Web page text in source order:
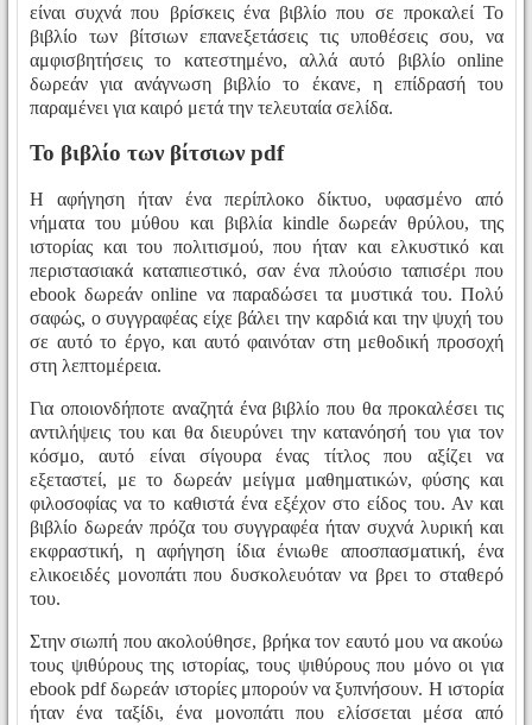
είναι συχνά που βρίσκεις ένα βιβλίο που σε προκαλεί Το
βιβλίο των βίτσιων επανεξετάσεις τις υποθέσεις σου, να
αμφισβητήσεις το κατεστημένο, αλλά αυτό βιβλίο online
δωρεάν για ανάγνωση βιβλίο το έκανε, η επίδρασή του
παραμένει για καιρό μετά την τελευταία σελίδα.
Το βιβλίο των βίτσιων pdf
Η αφήγηση ήταν ένα περίπλοκο δίκτυο, υφασμένο από
νήματα του μύθου και βιβλία kindle δωρεάν θρύλου, της
ιστορίας και του πολιτισμού, που ήταν και ελκυστικό και
περιστασιακά καταπιεστικό, σαν ένα πλούσιο ταπισέρι που
ebook δωρεάν online να παραδώσει τα μυστικά του. Πολύ
σαφώς, ο συγγραφέας είχε βάλει την καρδιά και την ψυχή του
σε αυτό το έργο, και αυτό φαινόταν στη μεθοδική προσοχή
στη λεπτομέρεια.
Για οποιονδήποτε αναζητά ένα βιβλίο που θα προκαλέσει τις
αντιλήψεις του και θα διευρύνει την κατανόησή του για τον
κόσμο, αυτό είναι σίγουρα ένας τίτλος που αξίζει να
εξεταστεί, με το δωρεάν μείγμα μαθηματικών, φύσης και
φιλοσοφίας να το καθιστά ένα εξέχον στο είδος του. Αν και
βιβλίο δωρεάν πρόζα του συγγραφέα ήταν συχνά λυρική και
εκφραστική, η αφήγηση ίδια ένιωθε αποσπασματική, ένα
ελικοειδές μονοπάτι που δυσκολευόταν να βρει το σταθερό
του.
Στην σιωπή που ακολούθησε, βρήκα τον εαυτό μου να ακούω
τους ψιθύρους της ιστορίας, τους ψιθύρους που μόνο οι για
ebook pdf δωρεάν ιστορίες μπορούν να ξυπνήσουν. Η ιστορία
ήταν ένα ταξίδι, ένα μονοπάτι που ελίσσεται μέσα από